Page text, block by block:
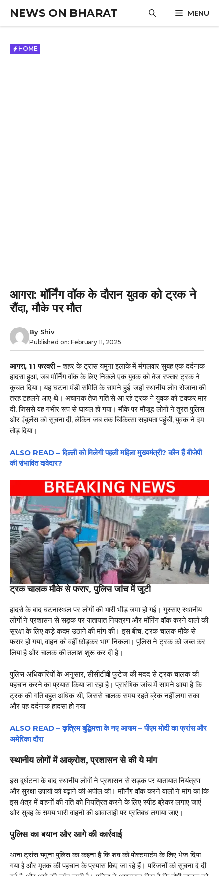
content
NEWS ON BHARAT MENU
HOME
आगरा: मॉर्निंग वॉक के दौरान युवक को ट्रक ने
रौंदा, मौके पर मौत
By Shiv
Published on: February 11, 2025
आगरा, 11 फरवरी– शहर के ट्रांस यमुना इलाके में मंगलवार सुबह एक दर्दनाक
हादसा हुआ, जब मॉर्निंग वॉक के लिए निकले एक युवक को तेज रफ्तार ट्रक ने
कुचल दिया। यह घटना मंडी समिति के सामने हुई, जहां स्थानीय लोग रोजाना की
तरह टहलने आए थे। अचानक तेज गति से आ रहे ट्रक ने युवक को टक्कर मार
दी, जिससे वह गंभीर रूप से घायल हो गया। मौके पर मौजूद लोगों ने तुरंत पुलिस
और एंबुलेंस को सूचना दी, लेकिन जब तक चिकित्सा सहायता पहुंची, युवक ने दम
तोड़ दिया।
ALSO READ – दिल्ली को मिलेगी पहली महिला मुख्यमंत्री? कौन हैं बीजेपी
की संभावित दावेदार?
ट्रक चालक मौके से फरार, पुलिस जांच में जुटी
हादसे के बाद घटनास्थल पर लोगों की भारी भीड़ जमा हो गई। गुस्साए स्थानीय
लोगों ने प्रशासन से सड़क पर यातायात नियंत्रण और मॉर्निंग वॉक करने वालों की
सुरक्षा के लिए कड़े कदम उठाने की मांग की। इस बीच, ट्रक चालक मौके से
फरार हो गया, वाहन को वहीं छोड़कर भाग निकला। पुलिस ने ट्रक को जब्त कर
लिया है और चालक की तलाश शुरू कर दी है।
पुलिस अधिकारियों के अनुसार, सीसीटीवी फुटेज की मदद से ट्रक चालक की
पहचान करने का प्रयास किया जा रहा है। प्रारंभिक जांच में सामने आया है कि
ट्रक की गति बहुत अधिक थी, जिससे चालक समय रहते ब्रेक नहीं लगा सका
और यह दर्दनाक हादसा हो गया।
ALSO READ – कृत्रिम बुद्धिमत्ता के नए आयाम – पीएम मोदी का फ्रांस और
अमेरिका दौरा
स्थानीय लोगों में आक्रोश, प्रशासन से की ये मांग
इस दुर्घटना के बाद स्थानीय लोगों ने प्रशासन से सड़क पर यातायात नियंत्रण
और सुरक्षा उपायों को बढ़ाने की अपील की। मॉर्निंग वॉक करने वालों ने मांग की कि
इस क्षेत्र में वाहनों की गति को नियंत्रित करने के लिए स्पीड ब्रेकर लगाए जाएं
और सुबह के समय भारी वाहनों की आवाजाही पर प्रतिबंध लगाया जाए।
पुलिस का बयान और आगे की कार्रवाई
थाना ट्रांस यमुना पुलिस का कहना है कि शव को पोस्टमार्टम के लिए भेज दिया
गया है और मृतक की पहचान के प्रयास किए जा रहे हैं। परिजनों को सूचना दे दी